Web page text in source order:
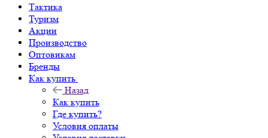
Тактика
Туризм
Акции
Производство
Оптовикам
Бренды
Как купить
Назад
Как купить
Где купить?
Условия оплаты